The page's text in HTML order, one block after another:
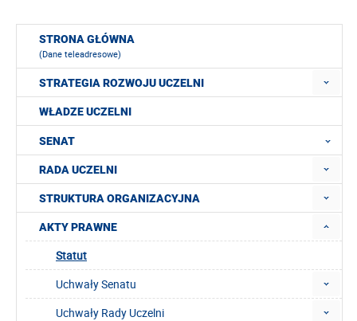
STRONA GŁÓWNA
(Dane teleadresowe)
STRATEGIA ROZWOJU UCZELNI
WŁADZE UCZELNI
SENAT
RADA UCZELNI
STRUKTURA ORGANIZACYJNA
AKTY PRAWNE
Statut
Uchwały Senatu
Uchwały Rady Uczelni